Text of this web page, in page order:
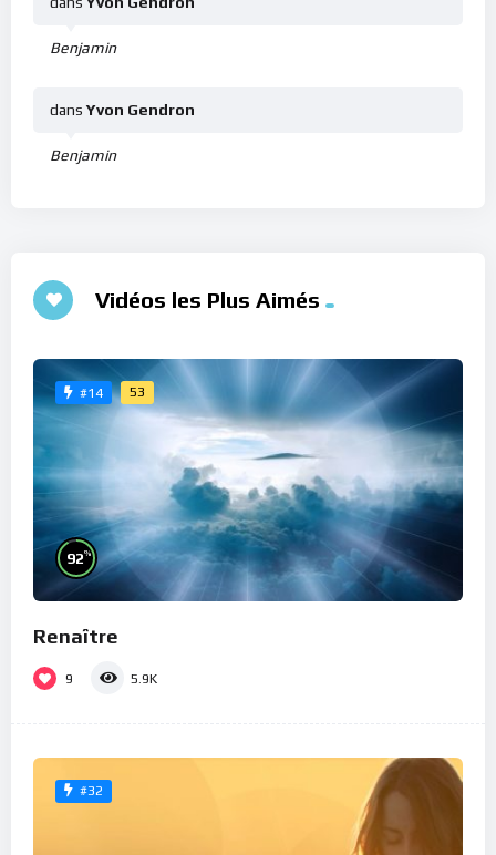
Benjamin
Benjamin
dans Yvon Gendron
Vidéos les Plus Aimés
#14 53
92%
Renaître
9 5.9K
#32